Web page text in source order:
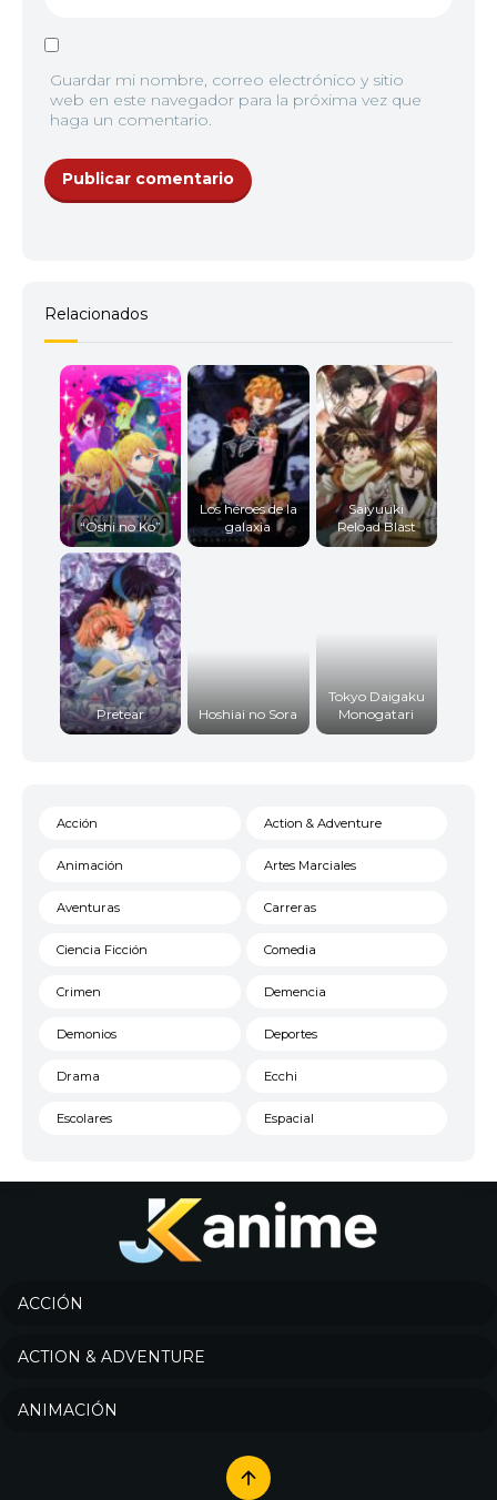
Guardar mi nombre, correo electrónico y sitio
web en este navegador para la próxima vez que
haga un comentario.
Relacionados
“Oshi no Ko”
Los héroes de la
galaxia
Saiyuuki
Reload Blast
Pretear Hoshiai no Sora
Tokyo Daigaku
Monogatari
Acción Action & Adventure
Animación Artes Marciales
Aventuras Carreras
Ciencia Ficción Comedia
Crimen Demencia
Demonios Deportes
Drama Ecchi
Escolares Espacial
Historico
Josei
Música
ACCIÓN
ACTION & ADVENTURE
ANIMACIÓN